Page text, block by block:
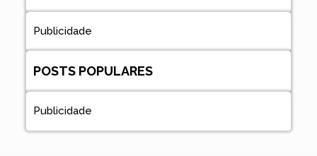
Publicidade
POSTS POPULARES
Publicidade